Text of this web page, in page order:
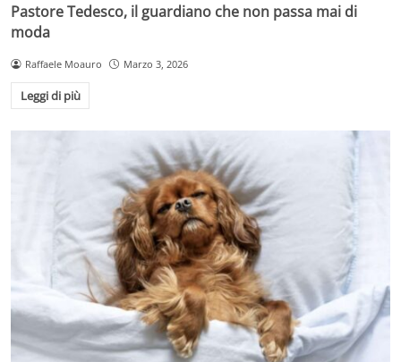
Pastore Tedesco, il guardiano che non passa mai di
moda
Raffaele Moauro Marzo 3, 2026
Leggi di più